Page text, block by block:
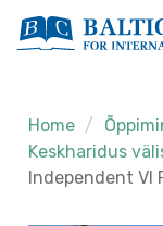
Home
Keskharidus
Independent VI